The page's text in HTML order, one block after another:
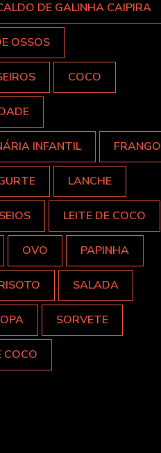
DE GALINHA CAIPIRA
OSSOS
COCO
INFANTIL FRANGO
LANCHE
LEITE DE COCO
OVO PAPINHA
SALADA
SORVETE
COCO